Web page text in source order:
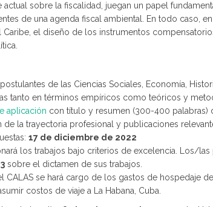
sobre la fiscalidad, juegan un papel
de una agenda fiscal ambiental. En todo caso,
el diseño de los instrumentos
de las Ciencias Sociales, Economía,
tanto en términos empíricos como teóricos y
aplicación con título y resumen (300-400 palabras)
la trayectoria profesional y publicaciones
17 de diciembre de 2022
los trabajos bajo criterios de excelencia. Los/las
sobre el dictamen de sus trabajos.
CALAS se hará cargo de los gastos de hospedaje
costos de viaje a La Habana, Cuba.